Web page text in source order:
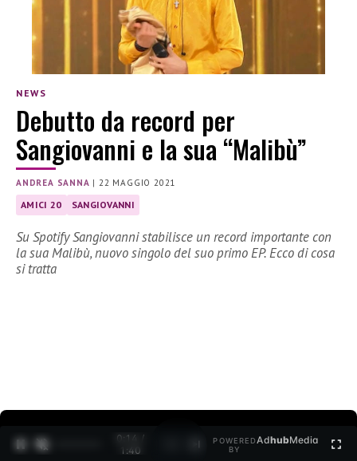
NEWS
Debutto da record per
Sangiovanni e la sua “Malibù”
ANDREA SANNA |22 MAGGIO 2021
AMICI 20 SANGIOVANNI
Su Spotify Sangiovanni stabilisce un record importante con
la sua Malibù, nuovo singolo del suo primo EP. Ecco di cosa
si tratta
0:15 /
1:40
POWERED
BY
AdhubMedia